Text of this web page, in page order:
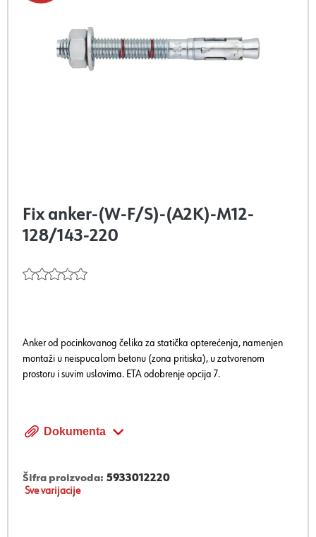
Fix anker-(W-F/S)-(A2K)-M12-
128/143-220
Anker od pocinkovanog čelika za statička opterećenja, namenjen
montaži u neispucalom betonu (zona pritiska), u zatvorenom
prostoru i suvim uslovima. ETA odobrenje opcija 7.
Dokumenta
Šifra proizvoda: 5933012220
Sve varijacije